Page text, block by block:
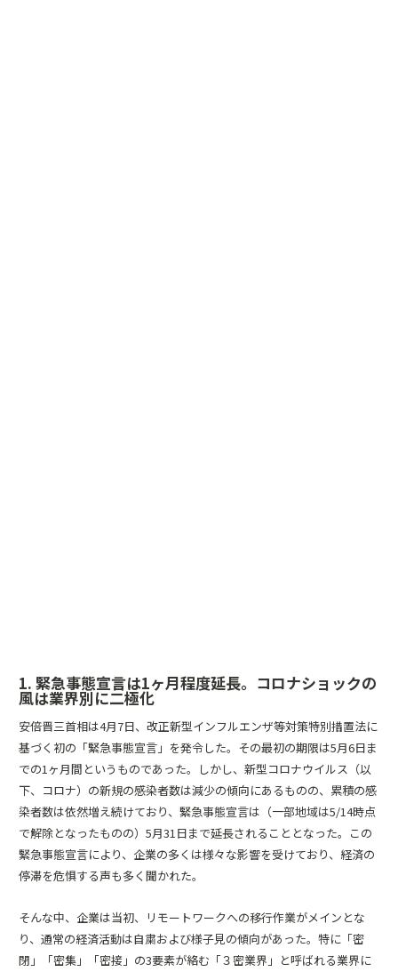
1. 緊急事態宣言は1ヶ月程度延長。コロナショックの
風は業界別に二極化
安倍晋三首相は4月7日、改正新型インフルエンザ等対策特別措置法に
基づく初の「緊急事態宣言」を発令した。その最初の期限は5月6日ま
での1ヶ月間というものであった。しかし、新型コロナウイルス（以
下、コロナ）の新規の感染者数は減少の傾向にあるものの、累積の感
染者数は依然増え続けており、緊急事態宣言は（一部地域は5/14時点
で解除となったものの）5月31日まで延長されることとなった。この
緊急事態宣言により、企業の多くは様々な影響を受けており、経済の
停滞を危惧する声も多く聞かれた。
そんな中、企業は当初、リモートワークへの移行作業がメインとな
り、通常の経済活動は自粛および様子見の傾向があった。特に「密
閉」「密集」「密接」の3要素が絡む「３密業界」と呼ばれる業界に